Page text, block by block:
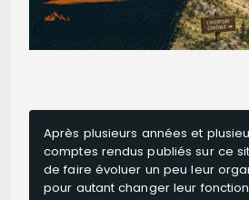
Après plusieurs années et
comptes rendus publiés sur ce
de faire évoluer un peu leur
pour autant changer leur